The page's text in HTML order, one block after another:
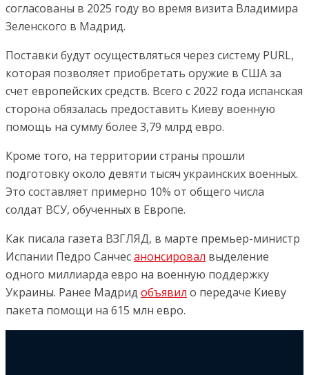
согласованы в 2025 году во время визита Владимира
Зеленского в Мадрид.
Поставки будут осуществляться через систему PURL,
которая позволяет приобретать оружие в США за
счет европейских средств. Всего с 2022 года испанская
сторона обязалась предоставить Киеву военную
помощь на сумму более 3,79 млрд евро.
Кроме того, на территории страны прошли
подготовку около девяти тысяч украинских военных.
Это составляет примерно 10% от общего числа
солдат ВСУ, обученных в Европе.
Как писала газета ВЗГЛЯД, в марте премьер-министр
Испании Педро Санчесанонсировал выделение
одного миллиарда евро на военную поддержку
Украины. Ранее Мадрид объявил о передаче Киеву
пакета помощи на 615 млн евро.